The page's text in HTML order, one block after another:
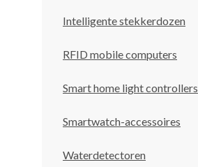
Intelligente stekkerdozen
RFID mobile computers
Smart home light controllers
Smartwatch-accessoires
Waterdetectoren